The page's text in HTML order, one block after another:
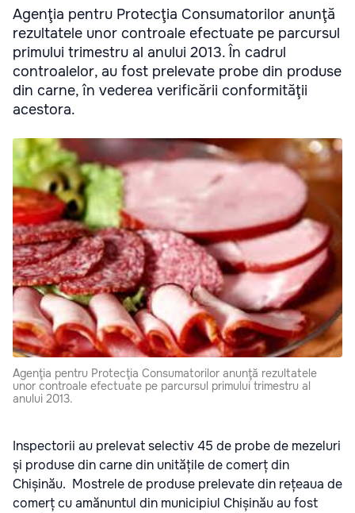
Agenţia pentru Protecţia Consumatorilor anunţă
rezultatele unor controale efectuate pe parcursul
primului trimestru al anului 2013. În cadrul
controalelor, au fost prelevate probe din produse
din carne, în vederea verificării conformităţii
acestora.
Agenţia pentru Protecţia Consumatorilor anunţă rezultatele
unor controale efectuate pe parcursul primului trimestru al
anului 2013.
Inspectorii au prelevat selectiv 45 de probe de mezeluri
și produse din carne din unitățile de comerț din
Chișinău. Mostrele de produse prelevate din rețeaua de
comerț cu amănuntul din municipiul Chișinău au fost